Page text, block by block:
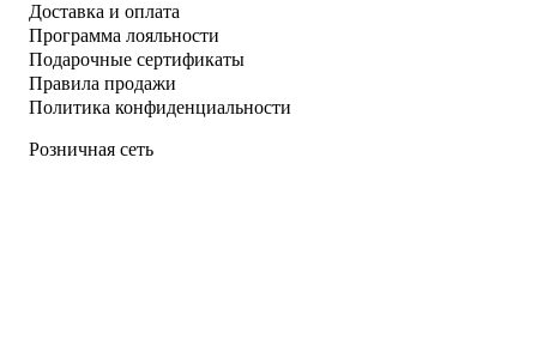
Доставка и оплата
Программа лояльности
Подарочные сертификаты
Правила продажи
Политика конфиденциальности
Розничная сеть